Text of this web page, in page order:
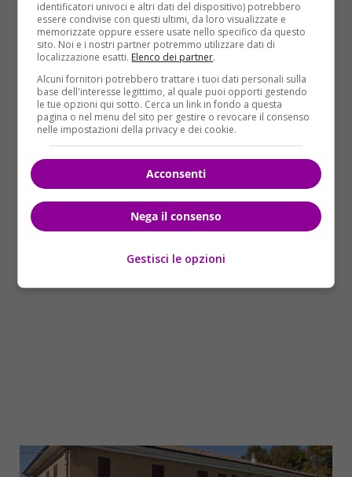
tracce di sanguelasciate fuori dal locale.
Nel bar c’erano la moglie di Davide e due avventori,
uno rimasto ferito da una pallottola. Le indagini dei
Carabinieri proseguono senza sosta, nella
consapevolezza dellapericolosità del ricercato.
Oltre al fucile, l’uomo ha ancora con se la pistola
rubata alla guardia giurata.Gli inquirenti hanno
ricostruito l’identikit di un uomo, probabilmente
straniero,
alto circa 1,80 e vestito con una
mimetica da cacciatore.
identificatori univoci e altri dati del dispositivo) potrebbero
essere condivise con questi ultimi, da loro visualizzate e
memorizzate oppure essere usate nello specifico da questo
sito. Noi e i nostri partner potremmo utilizzare dati di
localizzazione esatti. Elenco dei partner.
Alcuni fornitori potrebbero trattare i tuoi dati personali sulla
base dell'interesse legittimo, al quale puoi opporti gestendo
le tue opzioni qui sotto. Cerca un link in fondo a questa
pagina o nel menu del sito per gestire o revocare il consenso
nelle impostazioni della privacy e dei cookie.
Acconsenti
Nega il consenso
Gestisci le opzioni